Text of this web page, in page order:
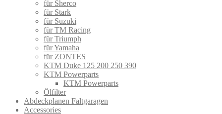
für Sherco
für Stark
für Suzuki
für TM Racing
für Triumph
für Yamaha
für ZONTES
KTM Duke 125 200 250 390
KTM Powerparts
KTM Powerparts
Ölfilter
Abdeckplanen Faltgaragen
Accessories